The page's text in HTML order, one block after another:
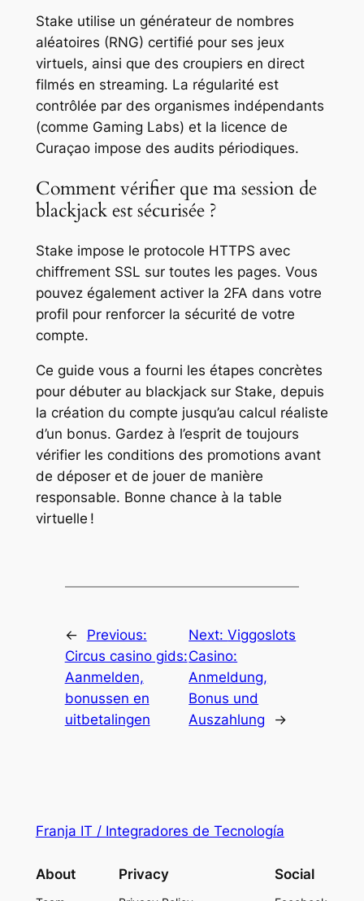
Stake utilise un générateur de nombres
aléatoires (RNG) certifié pour ses jeux
virtuels, ainsi que des croupiers en direct
filmés en streaming. La régularité est
contrôlée par des organismes indépendants
(comme Gaming Labs) et la licence de
Curaçao impose des audits périodiques.
Comment vérifier que ma session de
blackjack est sécurisée ?
Stake impose le protocole HTTPS avec
chiffrement SSL sur toutes les pages. Vous
pouvez également activer la 2FA dans votre
profil pour renforcer la sécurité de votre
compte.
Ce guide vous a fourni les étapes concrètes
pour débuter au blackjack sur Stake, depuis
la création du compte jusqu’au calcul réaliste
d’un bonus. Gardez à l’esprit de toujours
vérifier les conditions des promotions avant
de déposer et de jouer de manière
responsable. Bonne chance à la table
virtuelle !
←
Previous:
Circus casino gids:
Aanmelden,
bonussen en
uitbetalingen
Next:Viggoslots
Casino:
Anmeldung,
Bonus und
Auszahlung
→
Franja IT / Integradores de Tecnología
About Privacy Social